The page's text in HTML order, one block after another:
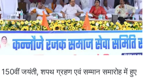
150वीं जयंती, शपथ ग्रहण एवं सम्मान समारोह में हुए